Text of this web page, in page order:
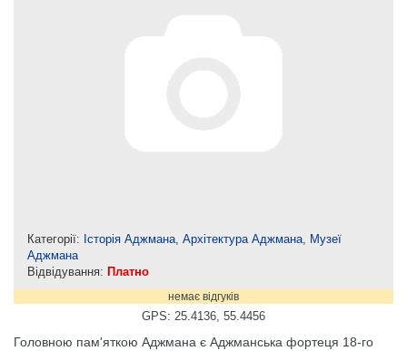
Категорії: Історія Аджмана, Архітектура Аджмана, Музеї
Аджмана
Відвідування: Платно
немає відгуків
GPS: 25.4136, 55.4456
Головною пам'яткою Аджмана є Аджманська фортеця 18-го